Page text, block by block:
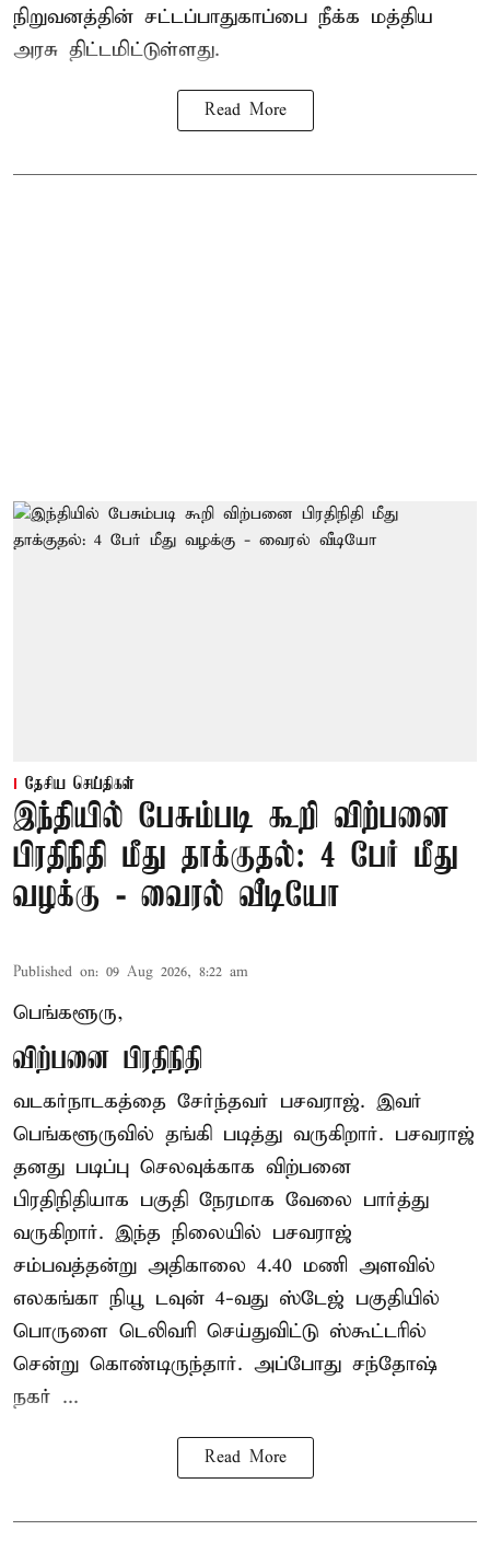
நிறுவனத்தின் சட்டப்பாதுகாப்பை நீக்க மத்திய
அரசு திட்டமிட்டுள்ளது.
Read More
தேசிய செய்திகள்
இந்தியில் பேசும்படி கூறி விற்பனை
பிரதிநிதி மீது தாக்குதல்: 4 பேர் மீது
வழக்கு - வைரல் வீடியோ
Published on: 09 Aug 2026, 8:22 am
பெங்களூரு,
விற்பனை பிரதிநிதி
வடகர்நாடகத்தை சேர்ந்தவர் பசவராஜ். இவர்
பெங்களூருவில் தங்கி படித்து வருகிறார். பசவராஜ்
தனது படிப்பு செலவுக்காக விற்பனை
பிரதிநிதியாக பகுதி நேரமாக வேலை பார்த்து
வருகிறார். இந்த நிலையில் பசவராஜ்
சம்பவத்தன்று அதிகாலை 4.40 மணி அளவில்
எலகங்கா நியூ டவுன் 4-வது ஸ்டேஜ் பகுதியில்
பொருளை டெலிவரி செய்துவிட்டு ஸ்கூட்டரில்
சென்று கொண்டிருந்தார். அப்போது சந்தோஷ்
நகர் ...
Read More